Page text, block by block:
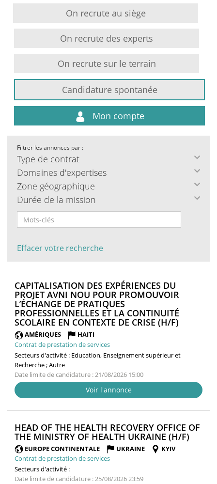
On recrute au siège
On recrute des experts
On recrute sur le terrain
Candidature spontanée
Mon compte
Filtrer les annonces par :
Type de contrat
Domaines d'expertises
Zone géographique
Durée de la mission
Effacer votre recherche
CAPITALISATION DES EXPÉRIENCES DU
PROJET AVNI NOU POUR PROMOUVOIR
L’ÉCHANGE DE PRATIQUES
PROFESSIONNELLES ET LA CONTINUITÉ
SCOLAIRE EN CONTEXTE DE CRISE (H/F)
AMÉRIQUES
HAITI
Contrat de prestation de services
Secteurs d'activité : Education, Enseignement supérieur et
Recherche ; Autre
Date limite de candidature : 21/08/2026 15:00
Voir l'annonce
HEAD OF THE HEALTH RECOVERY OFFICE OF
THE MINISTRY OF HEALTH UKRAINE (H/F)
EUROPE CONTINENTALE UKRAINE
KYIV
Contrat de prestation de services
Secteurs d'activité :
Date limite de candidature : 25/08/2026 23:59